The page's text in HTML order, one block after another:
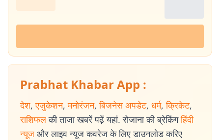
Prabhat Khabar App :
देश, एजुकेशन, मनोरंजन, बिजनेस अपडेट, धर्म, क्रिकेट,
राशिफल की ताजा खबरें पढ़ें यहां. रोजाना की ब्रेकिंग हिंदी
न्यूज और लाइव न्यूज कवरेज के लिए डाउनलोड करिए